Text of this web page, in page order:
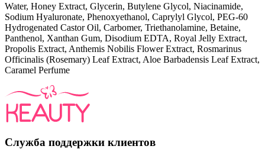
Water, Honey Extract, Glycerin, Butylene Glycol, Niacinamide,
Sodium Hyaluronate, Phenoxyethanol, Caprylyl Glycol, PEG-60
Hydrogenated Castor Oil, Carbomer, Triethanolamine, Betaine,
Panthenol, Xanthan Gum, Disodium EDTA, Royal Jelly Extract,
Propolis Extract, Anthemis Nobilis Flower Extract, Rosmarinus
Officinalis (Rosemary) Leaf Extract, Aloe Barbadensis Leaf Extract,
Caramel Perfume
Служба поддержки клиентов